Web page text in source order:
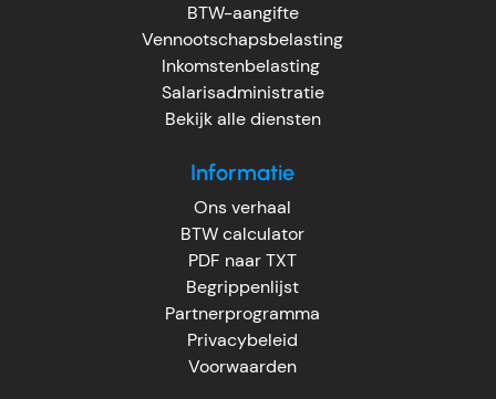
BTW-aangifte
Vennootschapsbelasting
Inkomstenbelasting
Salarisadministratie
Bekijk alle diensten
Informatie
Ons verhaal
BTW calculator
PDF naar TXT
Begrippenlijst
Partnerprogramma
Privacybeleid
Voorwaarden